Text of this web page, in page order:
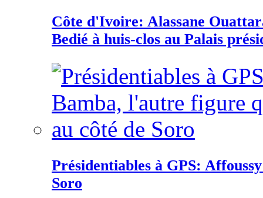
Côte d'Ivoire: Alassane
Bedié à huis-clos au Palais
Présidentiables à GPS:
Soro